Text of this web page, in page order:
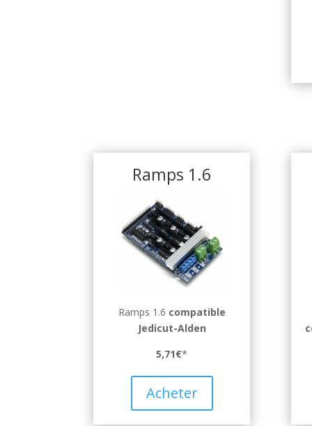
Ramps 1.6
Ramps 1.6 compatible
Jedicut-Alden
5,71€*
Acheter